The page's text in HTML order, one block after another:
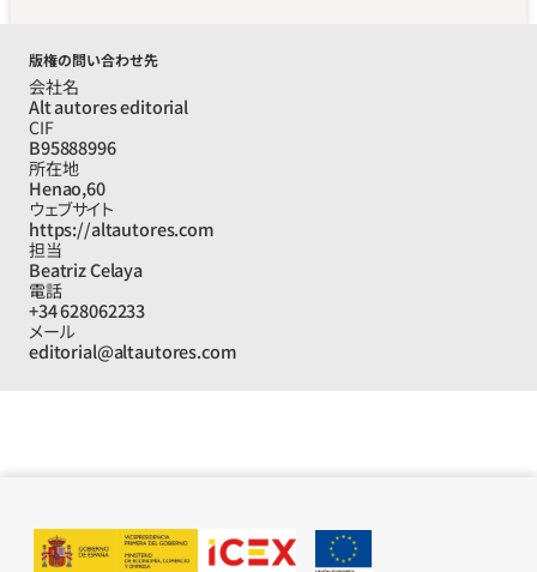
版権の問い合わせ先
会社名
Alt autores editorial
CIF
B95888996
所在地
Henao,60
ウェブサイト
https://altautores.com
担当
Beatriz Celaya
電話
+34 628062233
メール
editorial@altautores.com